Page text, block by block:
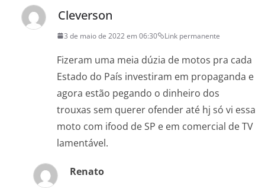
Cleverson
3 de maio de 2022 em 06:30 Link permanente
Fizeram uma meia dúzia de motos pra cada
Estado do País investiram em propaganda e
agora estão pegando o dinheiro dos
trouxas sem querer ofender até hj só vi essa
moto com ifood de SP e em comercial de TV
lamentável.
Renato